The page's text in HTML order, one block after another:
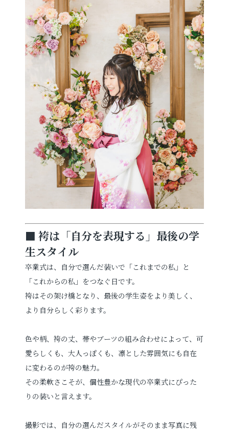
■ 袴は「自分を表現する」最後の学
生スタイル
卒業式は、自分で選んだ装いで「これまでの私」と
「これからの私」をつなぐ日です。
袴はその架け橋となり、最後の学生姿をより美しく、
より自分らしく彩ります。
色や柄、袴の丈、帯やブーツの組み合わせによって、可
愛らしくも、大人っぽくも、凛とした雰囲気にも自在
に変わるのが袴の魅力。
その柔軟さこそが、個性豊かな現代の卒業式にぴった
りの装いと言えます。
撮影では、自分の選んだスタイルがそのまま写真に残